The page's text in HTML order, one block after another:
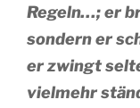
Regeln…; er
sondern er
er zwingt
vielmehr